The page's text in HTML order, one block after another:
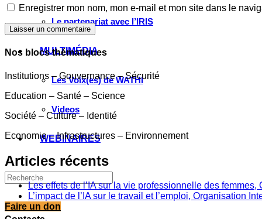
Le partenariat avec l’IRIS
MULTIMÉDIA
Les Voix(es) de WATHI
Videos
WEBINAIRES
Faire un don
Enregistrer mon nom, mon e-mail et mon site dans le
Laisser un commentaire
Nos blocs thématiques
Institutions – Gouvernance – Sécurité
Education – Santé – Science
Société – Culture – Identité
Economie – Infrastructures – Environnement
Articles récents
Les effets de l’IA sur la vie professionnelle des femmes,
L’impact de l’IA sur le travail et l’emploi, Organisation